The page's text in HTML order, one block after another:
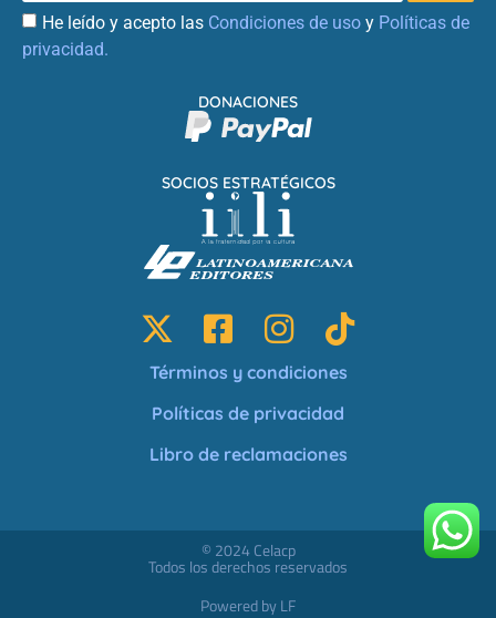
He leído y acepto las Condiciones de uso y Políticas de
privacidad.
SOCIOS ESTRATÉGICOS
DONACIONES
Términos y condiciones
Políticas de privacidad
Libro de reclamaciones
© 2024 Celacp
Todos los derechos reservados
Powered by LF